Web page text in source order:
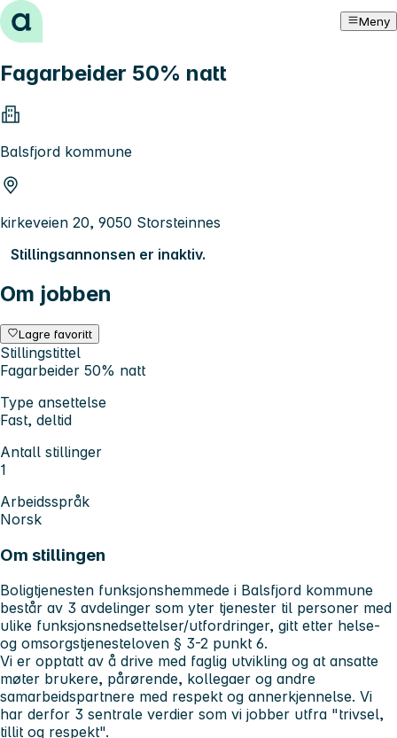
Hopp til innhold Meny
Fagarbeider 50% natt
Balsfjord kommune
kirkeveien 20, 9050 Storsteinnes
Stillingsannonsen er inaktiv.
Om jobben
Lagre favoritt
Stillingstittel
Fagarbeider 50% natt
Type ansettelse
Fast, deltid
Antall stillinger
1
Arbeidsspråk
Norsk
Om stillingen
Boligtjenesten funksjonshemmede i Balsfjord kommune
består av 3 avdelinger som yter tjenester til personer med
ulike funksjonsnedsettelser/utfordringer, gitt etter helse-
og omsorgstjenesteloven § 3-2 punkt 6.
Vi er opptatt av å drive med faglig utvikling og at ansatte
møter brukere, pårørende, kollegaer og andre
samarbeidspartnere med respekt og annerkjennelse. Vi
har derfor 3 sentrale verdier som vi jobber utfra "trivsel,
tillit og respekt".